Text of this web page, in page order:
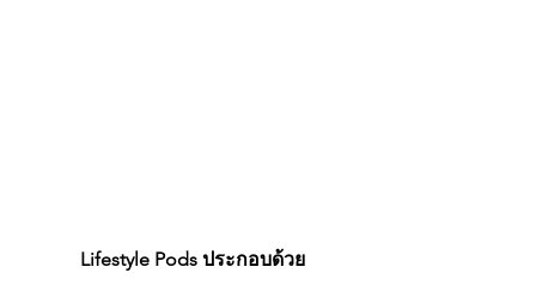
Lifestyle Pods ประกอบด้วย